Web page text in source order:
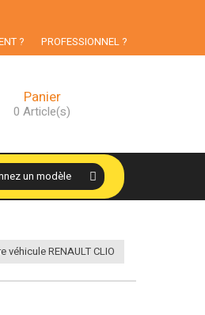
? PROFESSIONNEL ?
Panier
0 Article(s)
RENAULT CLIO